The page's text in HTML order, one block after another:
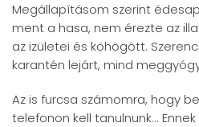
Megállapításom szerint
ment a hasa, nem érezte az
az izületei és köhögött.
karantén lejárt, mind
Az is furcsa számomra, hogy
telefonon kell tanulnunk...